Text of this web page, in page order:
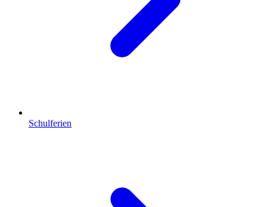
Schulferien